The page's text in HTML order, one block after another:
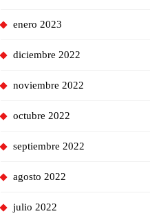
enero 2023
diciembre 2022
noviembre 2022
octubre 2022
septiembre 2022
agosto 2022
julio 2022